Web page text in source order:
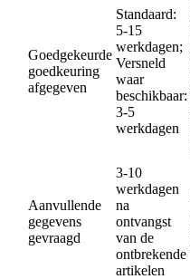
Goedgekeurde
goedkeuring
afgegeven
Standaard:
5-15
werkdagen;
Versneld
waar
beschikbaar:
3-5
werkdagen
Aanvullende
gegevens
gevraagd
3-10
werkdagen
na
ontvangst
van de
ontbrekende
artikelen